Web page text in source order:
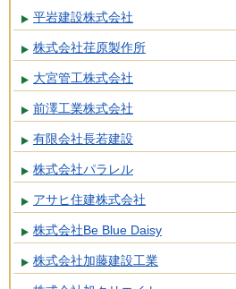
平岩建設株式会社
株式会社荏原製作所
大宮管工株式会社
前澤工業株式会社
有限会社長若建設
株式会社パラレル
アサヒ住建株式会社
株式会社Be Blue Daisy
株式会社加藤建設工業